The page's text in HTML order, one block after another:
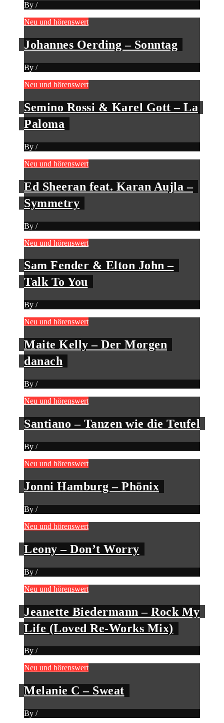
By /
Neu und hörenswert
Johannes Oerding – Sonntag
By /
Neu und hörenswert
Semino Rossi & Karel Gott – La
Paloma
By /
Neu und hörenswert
Ed Sheeran feat. Karan Aujla –
Symmetry
By /
Neu und hörenswert
Sam Fender & Elton John –
Talk To You
By /
Neu und hörenswert
Maite Kelly – Der Morgen
danach
By /
Neu und hörenswert
Santiano – Tanzen wie die Teufel
By /
Neu und hörenswert
Jonni Hamburg – Phönix
By /
Neu und hörenswert
Leony – Don’t Worry
By /
Neu und hörenswert
Jeanette Biedermann – Rock My
Life (Loved Re-Works Mix)
By /
Neu und hörenswert
Melanie C – Sweat
By /